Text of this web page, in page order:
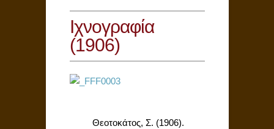
Ιχνογραφία
(1906)
Θεοτοκάτος, Σ. (1906).